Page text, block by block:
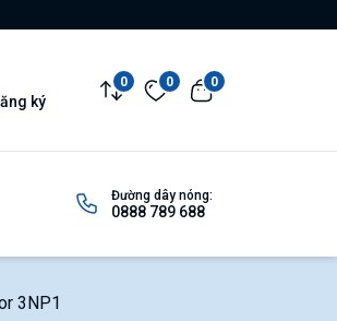
ký
0 0 0
Đường dây nóng:
0888 789 688
3NP1